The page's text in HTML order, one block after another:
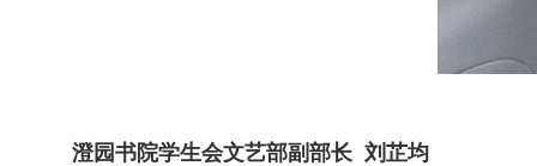
澄园书院学生会文艺部副部长 刘芷均